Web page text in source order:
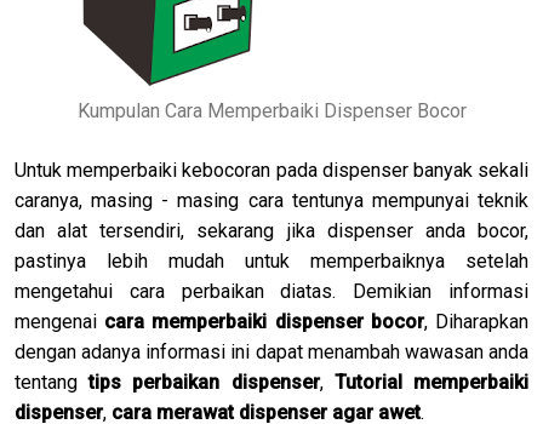
Kumpulan Cara Memperbaiki Dispenser Bocor
Untuk memperbaiki kebocoran pada dispenser banyak sekali
caranya, masing - masing cara tentunya mempunyai teknik
dan alat tersendiri, sekarang jika dispenser anda bocor,
pastinya lebih mudah untuk memperbaiknya setelah
mengetahui cara perbaikan diatas. Demikian informasi
mengenai cara memperbaiki dispenser bocor, Diharapkan
dengan adanya informasi ini dapat menambah wawasan anda
tentangtips perbaikan dispenser, Tutorial memperbaiki
dispenser, cara merawat dispenser agar awet.